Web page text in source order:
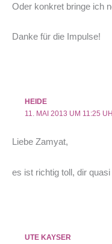
Oder konkret bringe ich
Danke für die Impulse!
HEIDE
11. MAI 2013 UM 11:25
Liebe Zamyat,
es ist richtig toll, dir
UTE KAYSER